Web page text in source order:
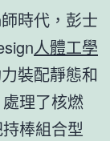
時代，彭士
人體工學
裝配靜態和
理了核燃
棒組合型